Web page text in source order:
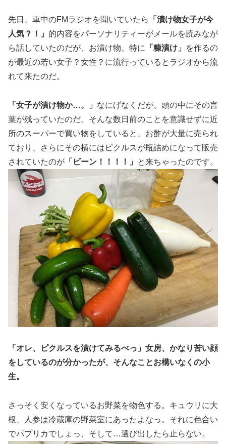
先日、車中のFMラジオを聞いていたら
「漬け物女子が今
人気？！」 的内容をパーソナリティーがメールを読みなが
ら話していたのだが、お漬け物、特に
「糠漬け」
を作るの
が最近の若い女子？女性？に流行っているとラジオから流
れて来たのだ。
「女子が漬け物か…。」 なにげなくだが、頭の中にその言
葉が残っていたのだ。そんな数日前のことを意識せずに近
所のスーパーで買い物をしていると、お酢が大量に売られ
ており、さらにその横にはピクルスが瓶詰めになって販売
されていたのが 「ビーン！！！！」 と来ちゃったのです。
「オレ、ピクルスを漬けてみるべっ」女房、かなり苦い顔
をしているのが分かったが、そんなことお構いなくの小
生。
さっそく安くなっているお野菜を物色する。キュウリに大
根、人参は冷蔵庫の野菜室にあったよなっ。それに色合い
でパプリカでしょっ、そして…選び出したら止らない。